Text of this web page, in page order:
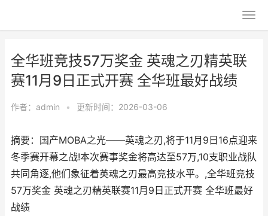
全华班竞技57万奖金 英魂之刃精英联
赛11月9日正式开赛 全华班最好战绩
作者： admin • 更新时间：2026-03-06
摘要：国产MOBA之光——英魂之刃,将于11月9日16点迎来
冬季赛开幕之战!本次赛事奖金将高达至57万,10支职业战队
共同角逐,他们象征着英魂之刃最高竞技水平。,全华班竞技
57万奖金 英魂之刃精英联赛11月9日正式开赛 全华班最好
战绩